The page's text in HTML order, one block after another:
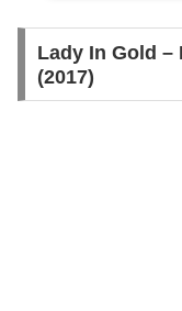
Lady In Gold –
(2017)